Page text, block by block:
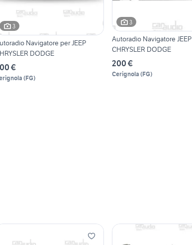
3
Navigatore per JEEP
DODGE
€
(FG)
3
Autoradio Navigatore JEEP
CHRYSLER DODGE
200 €
Cerignola (FG)